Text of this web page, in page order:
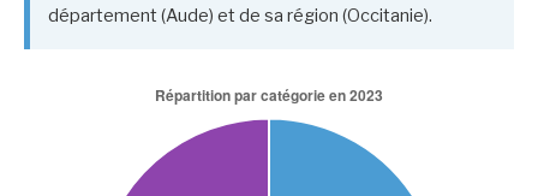
département (Aude) et de sa région (Occitanie).